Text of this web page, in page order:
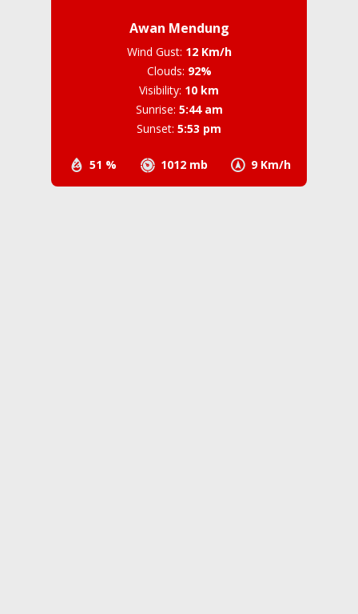
Awan Mendung
51 % 1012 mb 9 Km/h
Wind Gust: 12 Km/h
Clouds: 92%
Visibility: 10 km
Sunrise: 5:44 am
Sunset: 5:53 pm